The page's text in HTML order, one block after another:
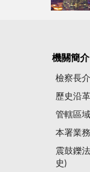
機關簡介
檢察長
歷史沿革
管轄區域
本署業
震鼓鑠
史)